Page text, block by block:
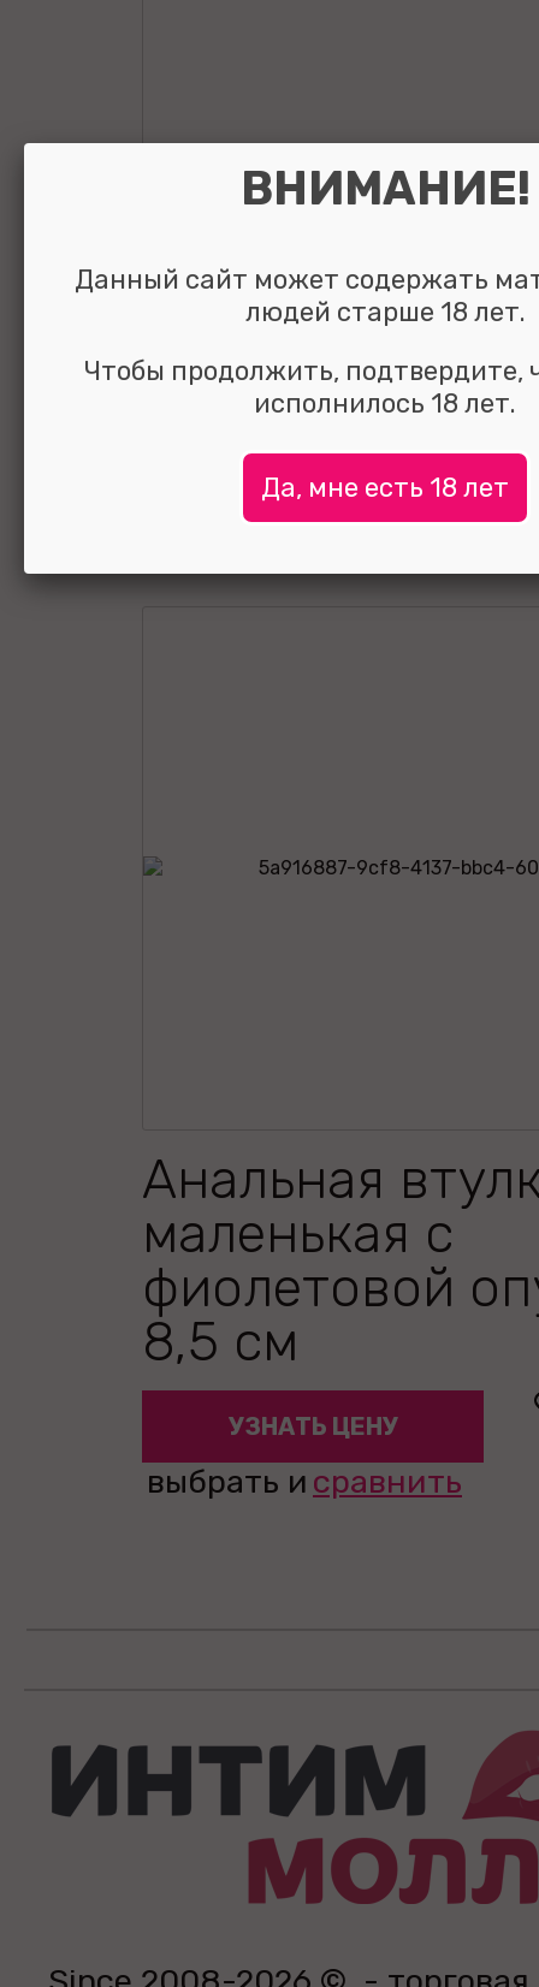
кристаллом
Plug Pink 7,8 см
УЗНАТЬ ЦЕНУ
выбрать исравнить
Анальная
маленькая с
фиолетовой
8,5 см
УЗНАТЬ ЦЕНУ
выбрать и сравнить
ВНИМАНИЕ!
Данный сайт может содержать
людей старше 18 лет.
Чтобы продолжить, подтвердите,
исполнилось 18 лет.
Да, мне есть 18 лет